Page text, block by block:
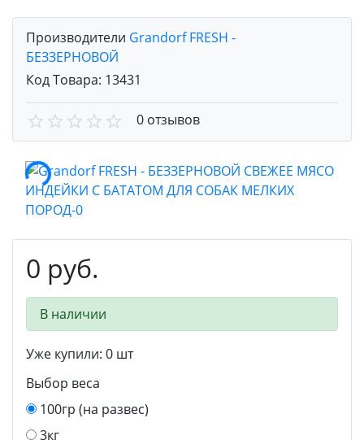
Производители Grandorf FRESH -
БЕЗЗЕРНОВОЙ
Код Товара: 13431
0 отзывов
0 руб.
В наличии
Уже купили: 0 шт
Выбор веса
100гр (на развес)
3кг